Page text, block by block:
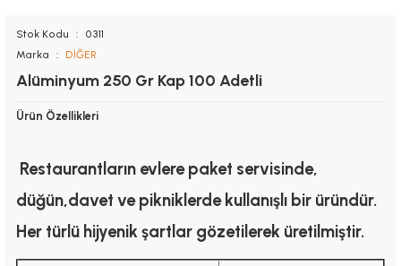
Stok Kodu
0311
Marka
DİĞER
Alüminyum 250 Gr Kap 100 Adetli
Ürün Özellikleri
Restaurantların evlere paket servisinde,
düğün,davet ve pikniklerde kullanışlı bir üründür.
Her türlü hijyenik şartlar gözetilerek üretilmiştir.